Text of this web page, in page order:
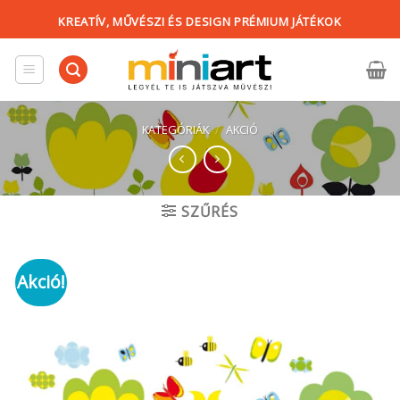
content
KREATÍV, MŰVÉSZI ÉS DESIGN PRÉMIUM JÁTÉKOK
KATEGÓRIÁK / AKCIÓ
SZŰRÉS
Akció!